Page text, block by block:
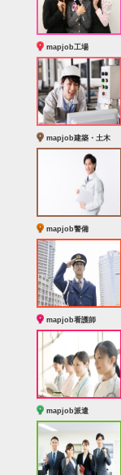
mapjob工場
mapjob建築・土木
mapjob警備
mapjob看護師
mapjob派遣